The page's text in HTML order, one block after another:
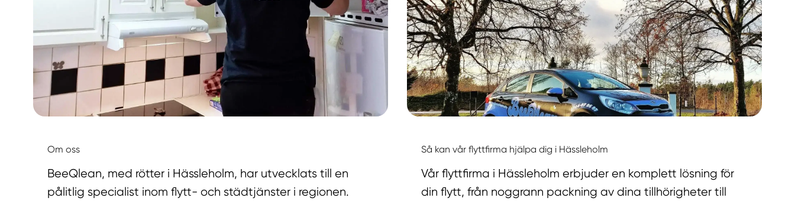
Om oss
BeeQlean, med rötter i Hässleholm, har utvecklats till en
pålitlig specialist inom flytt- och städtjänster i regionen.
Så kan vår flyttfirma hjälpa dig i Hässleholm
Vår flyttfirma i Hässleholm erbjuder en komplett lösning för
din flytt, från noggrann packning av dina tillhörigheter till